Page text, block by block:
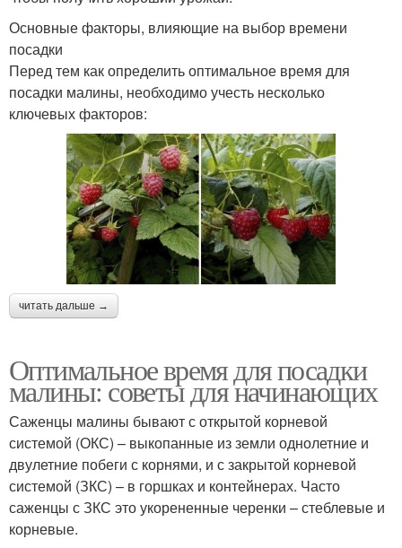
Основные факторы, влияющие на выбор времени
посадки
Перед тем как определить оптимальное время для
посадки малины, необходимо учесть несколько
ключевых факторов:
читать дальше →
Оптимальное время для посадки
малины: советы для начинающих
Саженцы малины бывают с открытой корневой
системой (ОКС) – выкопанные из земли однолетние и
двулетние побеги с корнями, и с закрытой корневой
системой (ЗКС) – в горшках и контейнерах. Часто
саженцы с ЗКС это укорененные черенки – стеблевые и
корневые.